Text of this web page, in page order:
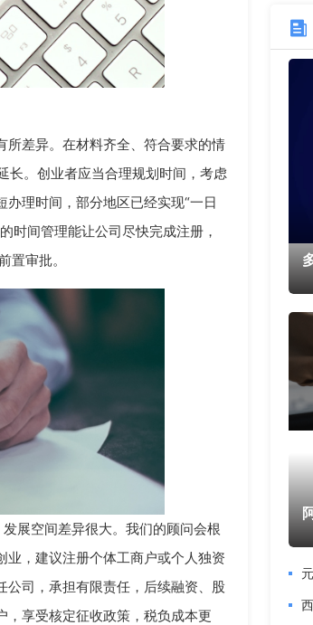
所差异。在材料齐全、符合要求的情
长。创业者应当合理规划时间，考虑
理时间，部分地区已经实现“一日
时间管理能让公司尽快完成注册，
置审批。
展空间差异很大。我们的顾问会根
，建议注册个体工商户或个人独资
公司，承担有限责任，后续融资、股
享受核定征收政策，税负成本更